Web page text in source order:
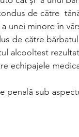
de către
unei minore în
de către
alcooltest
echipajele
sub